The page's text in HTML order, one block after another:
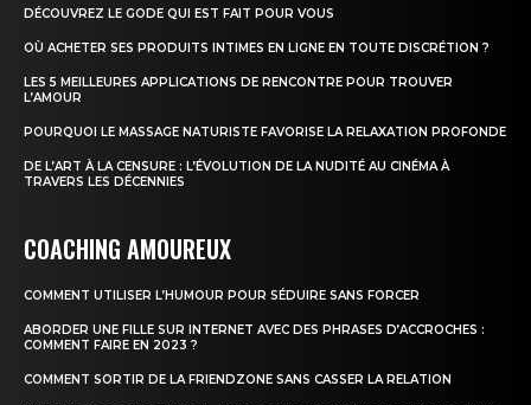
DÉCOUVREZ LE GODE QUI EST FAIT POUR VOUS
OÙ ACHETER SES PRODUITS INTIMES EN LIGNE EN TOUTE DISCRÉTION ?
LES 5 MEILLEURES APPLICATIONS DE RENCONTRE POUR TROUVER
L’AMOUR
POURQUOI LE MASSAGE NATURISTE FAVORISE LA RELAXATION PROFONDE
DE L’ART À LA CENSURE : L’ÉVOLUTION DE LA NUDITÉ AU CINÉMA À
TRAVERS LES DÉCENNIES
COACHING AMOUREUX
COMMENT UTILISER L’HUMOUR POUR SÉDUIRE SANS FORCER
ABORDER UNE FILLE SUR INTERNET AVEC DES PHRASES D’ACCROCHES :
COMMENT FAIRE EN 2023 ?
COMMENT SORTIR DE LA FRIENDZONE SANS CASSER LA RELATION